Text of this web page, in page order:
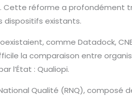
Cette réforme a
dispositifs existants.
comme Datadock,
la comparaison entre
l’État : Qualiopi.
Qualité (RNQ),